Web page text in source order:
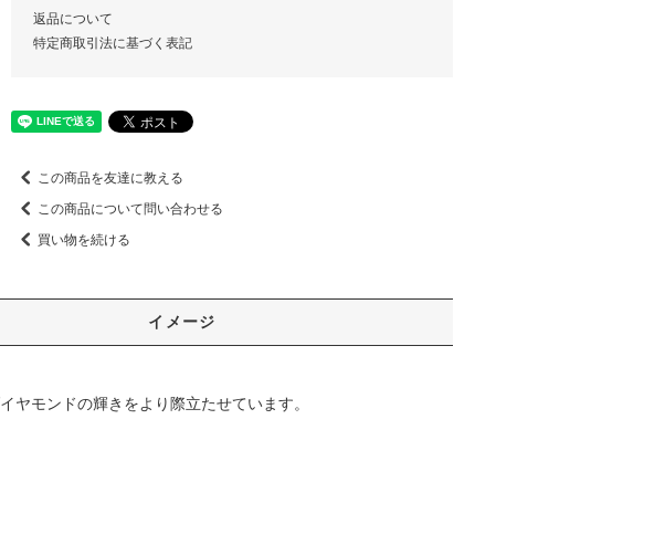
返品について
特定商取引法に基づく表記
この商品を友達に教える
この商品について問い合わせる
買い物を続ける
イメージ
モンドの輝きをより際立たせています。